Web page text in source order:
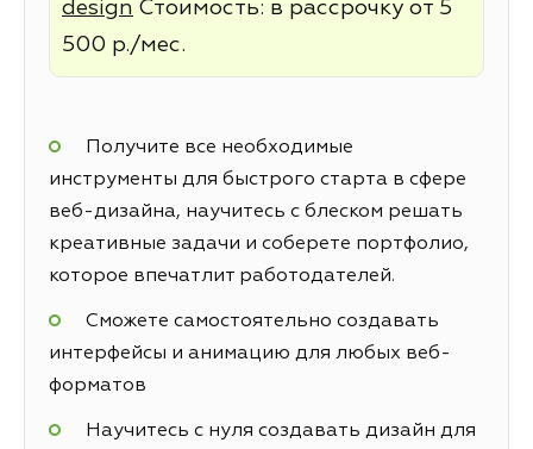
design Стоимость: в рассрочку от 5
500 р./мес.
Получите все необходимые
инструменты для быстрого старта в сфере
веб-дизайна, научитесь с блеском решать
креативные задачи и соберете портфолио,
которое впечатлит работодателей.
Сможете самостоятельно создавать
интерфейсы и анимацию для любых веб-
форматов
Научитесь с нуля создавать дизайн для